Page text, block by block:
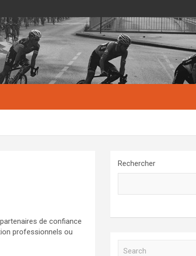
de confiance
professionnels ou
Rechercher